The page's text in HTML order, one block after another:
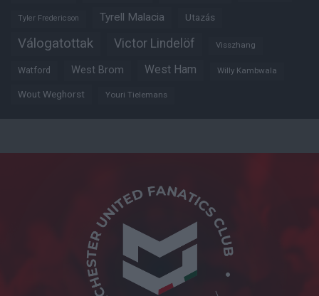
Tyler Fredericson Tyrell Malacia Utazás
Válogatottak Victor Lindelöf Visszhang
Watford West Brom West Ham Willy Kambwala
Wout Weghorst Youri Tielemans